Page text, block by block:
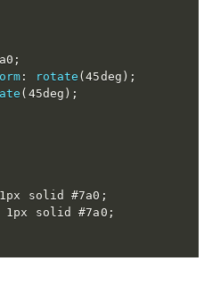
;
: rotate (45deg ) ;
( 45deg ) ;
solid #7a0 ;
1px solid #7a0 ;